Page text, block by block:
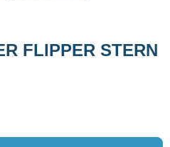
FLIPPER STERN